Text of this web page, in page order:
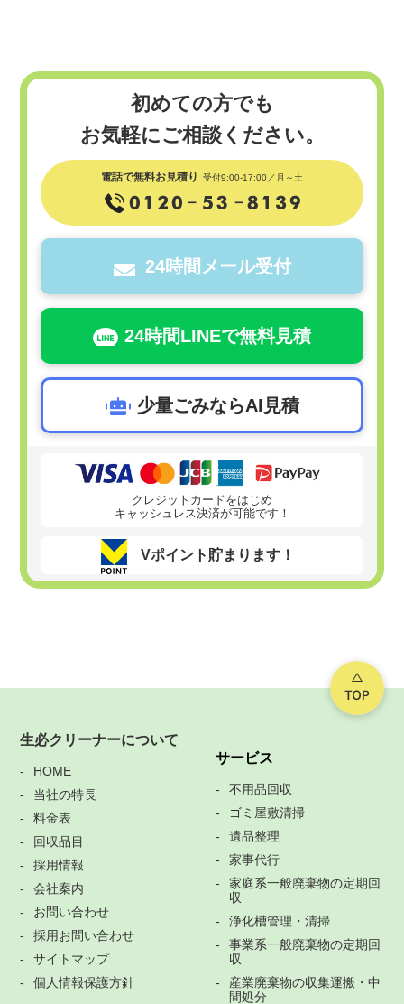
初めての方でも
お気軽にご相談ください。
電話で無料お見積り 受付9:00-17:00／月～土
24時間メール受付
24時間LINEで無料見積
少量ごみならAI見積
クレジットカードをはじめ
キャッシュレス決済が可能です！
Vポイント貯まります！
生必クリーナーについて
HOME
当社の特長
料金表
回収品目
採用情報
会社案内
お問い合わせ
採用お問い合わせ
サイトマップ
個人情報保護方針
サービス
不用品回収
ゴミ屋敷清掃
遺品整理
家事代行
家庭系一般廃棄物の定期回
収
浄化槽管理・清掃
事業系一般廃棄物の定期回
収
産業廃棄物の収集運搬・中
間処分